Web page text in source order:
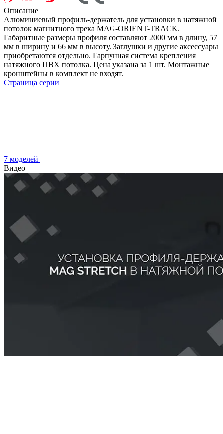
Описание
Алюминиевый профиль-держатель для установки в натяжной
потолок магнитного трека MAG-ORIENT-TRACK.
Габаритные размеры профиля составляют 2000 мм в длину, 57
мм в ширину и 66 мм в высоту. Заглушки и другие аксессуары
приобретаются отдельно. Гарпунная система крепления
натяжного ПВХ потолка. Цена указана за 1 шт. Монтажные
кронштейны в комплект не входят.
Страница серии
7 моделей
Видео